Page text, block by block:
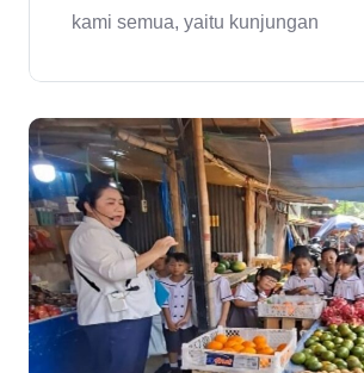
kami semua, yaitu kunjungan